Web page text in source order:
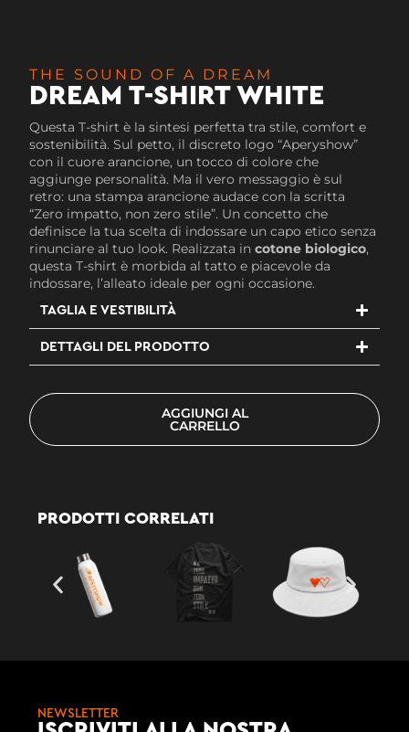
THE SOUND OF A DREAM
DREAM T-SHIRT WHITE
Questa T-shirt è la sintesi perfetta tra stile, comfort e
sostenibilità. Sul petto, il discreto logo “Aperyshow”
con il cuore arancione, un tocco di colore che
aggiunge personalità. Ma il vero messaggio è sul
retro: una stampa arancione audace con la scritta
“Zero impatto, non zero stile”. Un concetto che
definisce la tua scelta di indossare un capo etico senza
rinunciare al tuo look. Realizzata incotone biologico,
questa T-shirt è morbida al tatto e piacevole da
indossare, l’alleato ideale per ogni occasione.
TAGLIA E VESTIBILITÀ
DETTAGLI DEL PRODOTTO
AGGIUNGI AL
CARRELLO
PRODOTTI CORRELATI
NEWSLETTER